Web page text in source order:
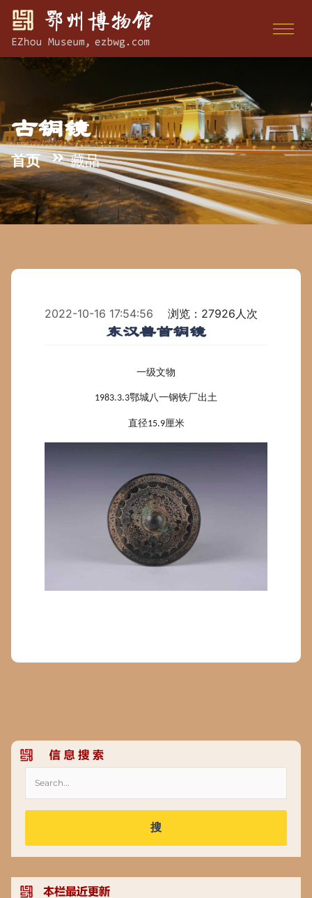
古铜镜
首页 藏品
2022-10-16 17:54:56 浏览：27926人次
东汉兽首铜镜
一级文物
1983.3.3鄂城八一钢铁厂出土
直径15.9厘米
搜